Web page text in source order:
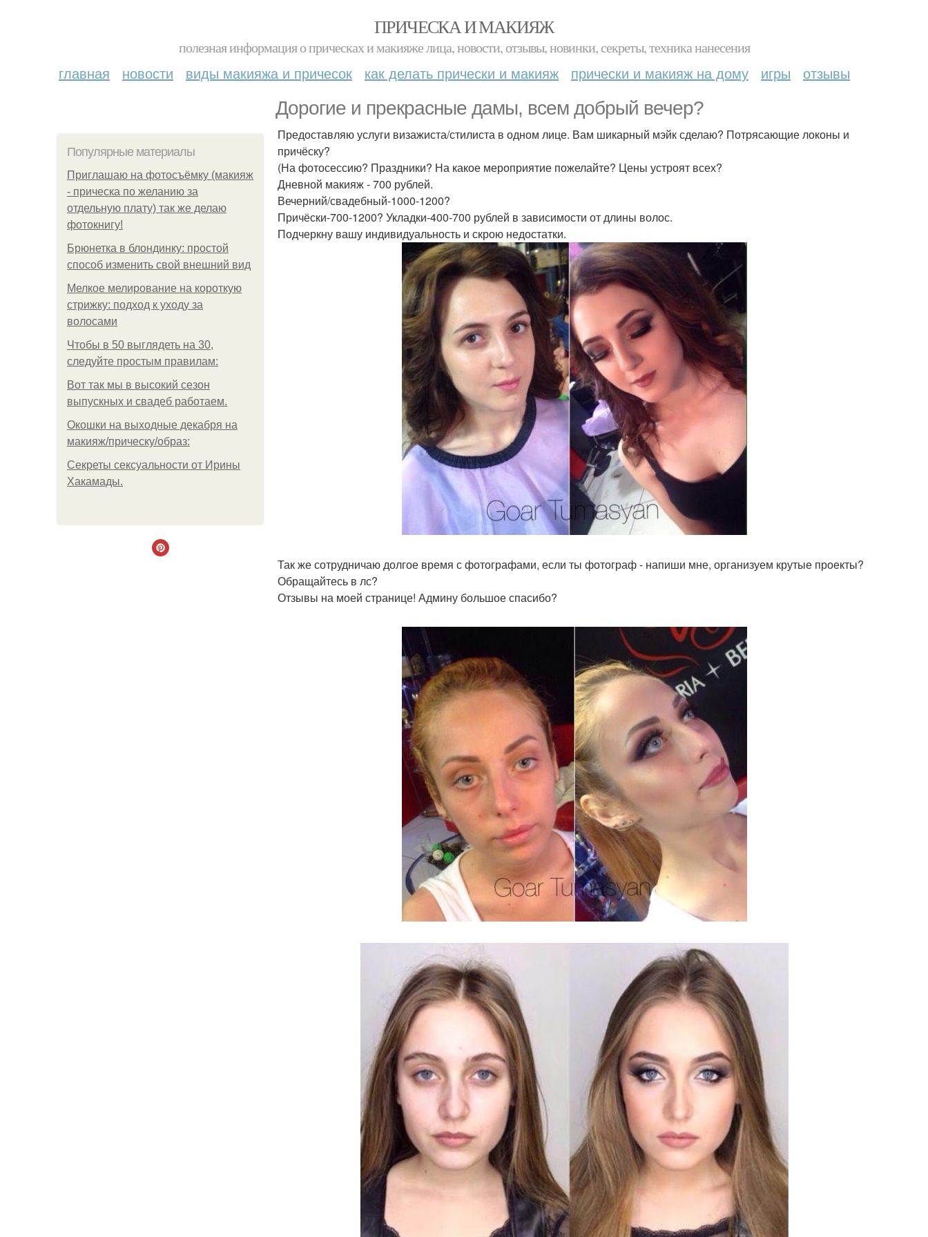
ПРИЧЕСКА И МАКИЯЖ
полезная информация о прическах и макияже лица, новости, отзывы, новинки, секреты, техника нанесения
главная новости виды макияжа и причесок как делать прически и макияж прически и макияж на дому игры отзывы
Дорогие и прекрасные дамы, всем добрый вечер?
Популярные материалы
Приглашаю на фотосъёмку (макияж
- прическа по желанию за
отдельную плату) так же делаю
фотокнигу!
Брюнетка в блондинку: простой
способ изменить свой внешний вид
Мелкое мелирование на короткую
стрижку: подход к уходу за
волосами
Чтобы в 50 выглядеть на 30,
следуйте простым правилам:
Вот так мы в высокий сезон
выпускных и свадеб работаем.
Окошки на выходные декабря на
макияж/прическу/образ:
Секреты сексуальности от Ирины
Хакамады.
Предоставляю услуги визажиста/стилиста в одном лице. Вам шикарный мэйк сделаю? Потрясающие локоны и
причёску?
(На фотосессию? Праздники? На какое мероприятие пожелайте? Цены устроят всех?
Дневной макияж - 700 рублей.
Вечерний/свадебный-1000-1200?
Причёски-700-1200? Укладки-400-700 рублей в зависимости от длины волос.
Подчеркну вашу индивидуальность и скрою недостатки.
Так же сотрудничаю долгое время с фотографами, если ты фотограф - напиши мне, организуем крутые проекты?
Обращайтесь в лс?
Отзывы на моей странице! Админу большое спасибо?